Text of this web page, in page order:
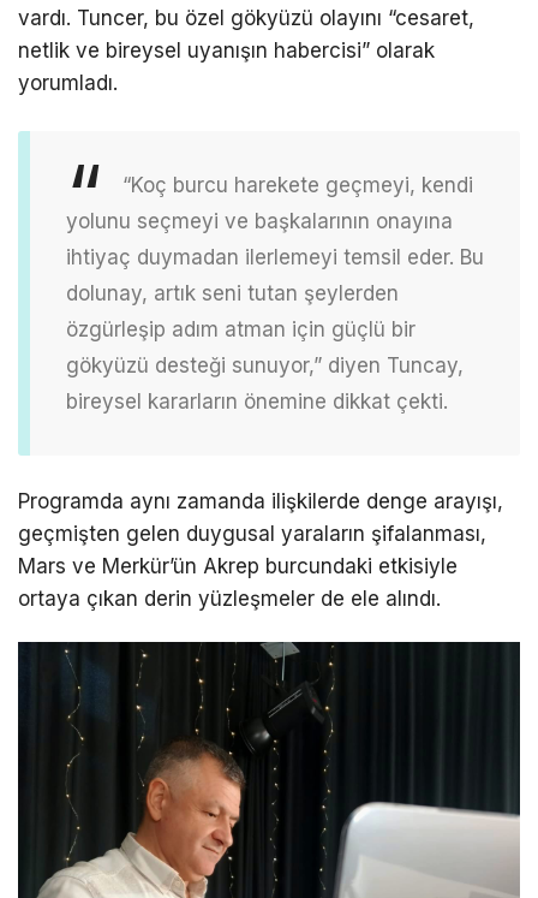
vardı. Tuncer, bu özel gökyüzü olayını “cesaret,
netlik ve bireysel uyanışın habercisi” olarak
yorumladı.
“Koç burcu harekete geçmeyi, kendi
yolunu seçmeyi ve başkalarının onayına
ihtiyaç duymadan ilerlemeyi temsil eder. Bu
dolunay, artık seni tutan şeylerden
özgürleşip adım atman için güçlü bir
gökyüzü desteği sunuyor,” diyen Tuncay,
bireysel kararların önemine dikkat çekti.
Programda aynı zamanda ilişkilerde denge arayışı,
geçmişten gelen duygusal yaraların şifalanması,
Mars ve Merkür’ün Akrep burcundaki etkisiyle
ortaya çıkan derin yüzleşmeler de ele alındı.